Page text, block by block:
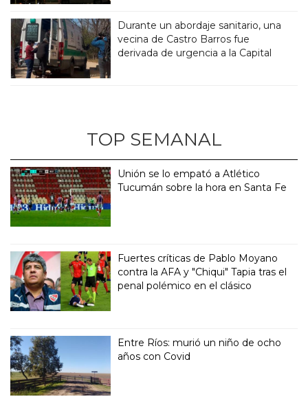
Durante un abordaje sanitario, una
vecina de Castro Barros fue
derivada de urgencia a la Capital
TOP SEMANAL
Unión se lo empató a Atlético
Tucumán sobre la hora en Santa Fe
Fuertes críticas de Pablo Moyano
contra la AFA y "Chiqui" Tapia tras el
penal polémico en el clásico
Entre Ríos: murió un niño de ocho
años con Covid